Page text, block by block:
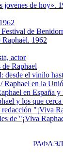
jovenes de hoy».
de
Raphaёl. 1962
actor
Raphael
desde el vinilo
en la
en España y
y los que cerca
"¡Viva
de "¡Viva